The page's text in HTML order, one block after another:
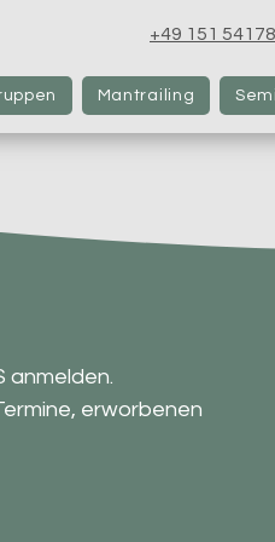
+49 151
Mantrailing
anmelden.
erworbenen